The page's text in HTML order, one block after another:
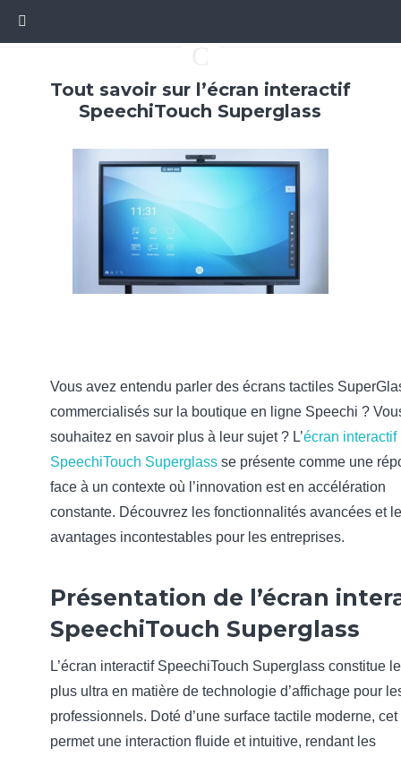
Tout savoir sur l’écran interactif
SpeechiTouch Superglass
Vous avez entendu parler des écrans tactiles
commercialisés sur la boutique en ligne Speechi ?
souhaitez en savoir plus à leur sujet ? L’écran interactif
SpeechiTouch Superglass se présente comme une
face à un contexte où l’innovation est en accélération
constante. Découvrez les fonctionnalités avancées et
avantages incontestables pour les entreprises.
Présentation de l’écran
SpeechiTouch Superglass
L’écran interactif SpeechiTouch Superglass constitue
plus ultra en matière de technologie d’affichage pour
professionnels. Doté d’une surface tactile moderne,
permet une interaction fluide et intuitive, rendant les